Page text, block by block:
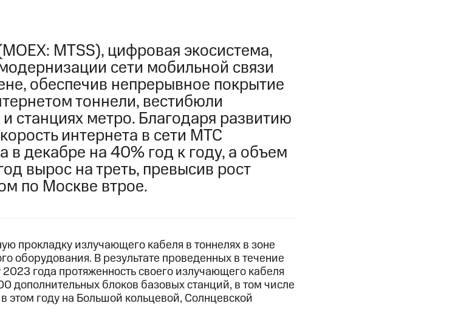
MTSS), цифровая экосистема,
сети мобильной связи
обеспечив непрерывное покрытие
тоннели, вестибюли
станциях метро. Благодаря развитию
интернета в сети МТС
в декабре на 40% год к году, а объем
вырос на треть, превысив рост
по Москве втрое.
прокладку излучающего кабеля в тоннелях в зоне
оборудования. В результате проведенных в течение
года протяженность своего излучающего кабеля
дополнительных блоков базовых станций, в том числе
этом году на Большой кольцевой, Солнцевской